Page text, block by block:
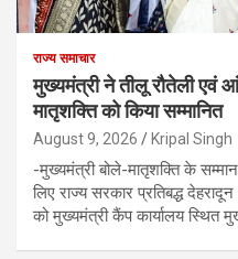
राज्य समाचार
मुख्यमंत्री ने तीलू रौतेली एवं
मातृशक्ति को किया सम्मानित
August 9, 2026 Kripal Singh
-मुख्यमंत्री बोले-मातृशक्ति के
लिए राज्य सरकार प्रतिबद्ध
को मुख्यमंत्री कैंप कार्यालय स्थित